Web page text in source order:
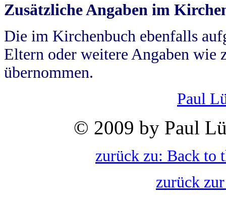
Zusätzliche Angaben im
Die im Kirchenbuch ebenfalls
Eltern oder weitere Angaben wie
übernommen.
Paul
© 2009 by Paul
zurück zu: Back to
zurück